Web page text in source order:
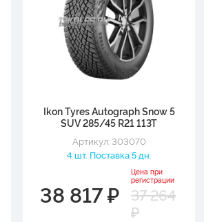
Ikon Tyres Autograph Snow 5
SUV 285/45 R21 113T
Артикул: 303070
4 шт. Поставка 5 дн.
38 817 ₽
Цена при
регистрации
37 264
₽